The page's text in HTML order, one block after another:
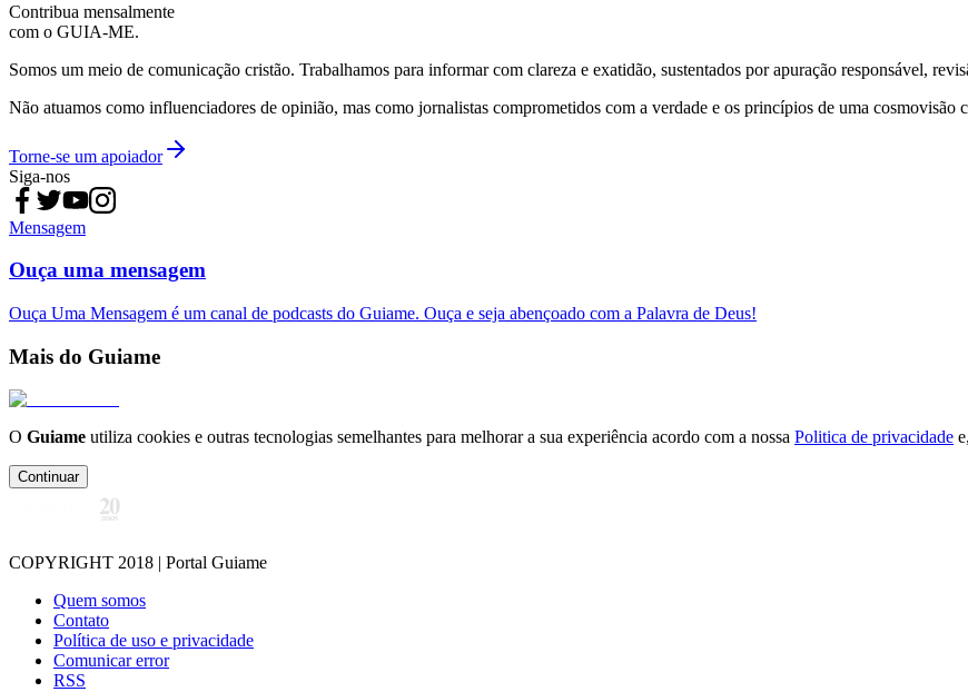
Contribua mensalmente
com o GUIA-ME.
Somos um meio de comunicação cristão. Trabalhamos para informar com clareza e exatidão, sustentados por apuração responsável,
Não atuamos como influenciadores de opinião, mas como jornalistas comprometidos com a verdade e os princípios de uma cosmovisão
Torne-se um apoiador
Siga-nos
Mensagem
Ouça uma mensagem
Ouça Uma Mensagem é um canal de podcasts do Guiame. Ouça e seja abençoado com a Palavra de Deus!
Mais do Guiame
O Guiame utiliza cookies e outras tecnologias semelhantes para melhorar a sua experiência acordo com a nossa Politica de privacidade
Continuar
COPYRIGHT 2018 | Portal Guiame
Quem somos
Contato
Política de uso e privacidade
Comunicar error
RSS